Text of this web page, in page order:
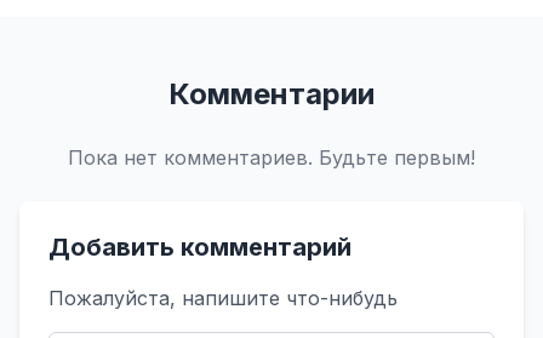
Комментарии
Пока нет комментариев. Будьте первым!
Добавить комментарий
Пожалуйста, напишите что-нибудь